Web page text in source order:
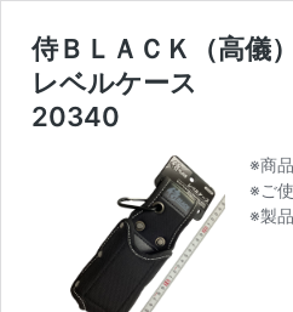
侍ＢＬＡＣＫ（高儀）
レベルケース
20340
※商
※ご
※製